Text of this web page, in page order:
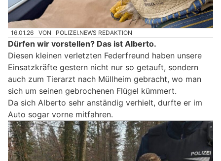
16.01.26 VON POLIZEI.NEWS REDAKTION
Dürfen wir vorstellen? Das ist Alberto.
Diesen kleinen verletzten Federfreund haben unsere
Einsatzkräfte gestern nicht nur so getauft, sondern
auch zum Tierarzt nach Müllheim gebracht, wo man
sich um seinen gebrochenen Flügel kümmert.
Da sich Alberto sehr anständig verhielt, durfte er im
Auto sogar vorne mitfahren.